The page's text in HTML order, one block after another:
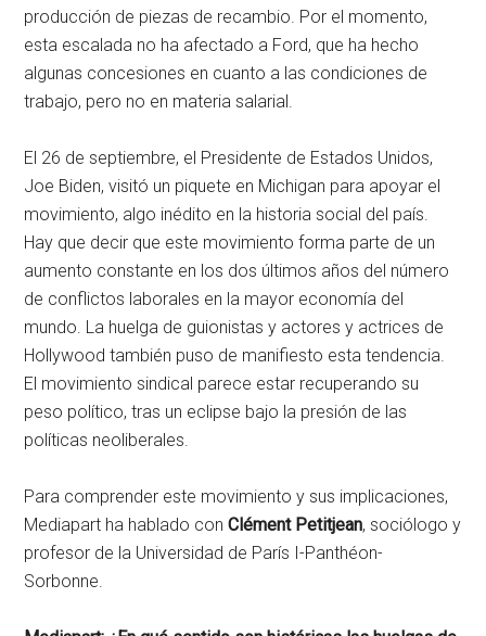
producción de piezas de recambio. Por el momento,
esta escalada no ha afectado a Ford, que ha hecho
algunas concesiones en cuanto a las condiciones de
trabajo, pero no en materia salarial.
El 26 de septiembre, el Presidente de Estados Unidos,
Joe Biden, visitó un piquete en Michigan para apoyar el
movimiento, algo inédito en la historia social del país.
Hay que decir que este movimiento forma parte de un
aumento constante en los dos últimos años del número
de conflictos laborales en la mayor economía del
mundo. La huelga de guionistas y actores y actrices de
Hollywood también puso de manifiesto esta tendencia.
El movimiento sindical parece estar recuperando su
peso político, tras un eclipse bajo la presión de las
políticas neoliberales.
Para comprender este movimiento y sus implicaciones,
Mediapart ha hablado conClément Petitjean, sociólogo y
profesor de la Universidad de París I-Panthéon-
Sorbonne.